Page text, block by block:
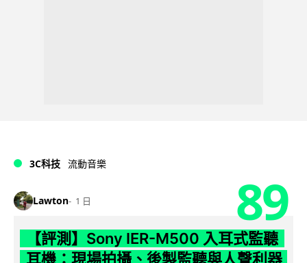
3C科技 流動音樂
Lawton 1 日 89
【評測】Sony IER-M500 入耳式監聽
耳機：現場拍攝、後製監聽與人聲利器